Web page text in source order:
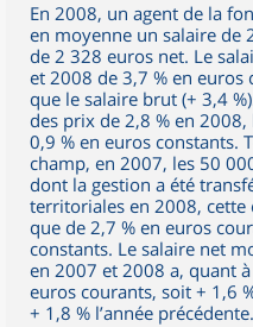
En 2008, un agent de la
en moyenne un salaire de
de 2 328 euros net. Le
et 2008 de 3,7 % en
que le salaire brut (+ 3,4
des prix de 2,8 % en
0,9 % en euros constants.
champ, en 2007, les 50
dont la gestion a été
territoriales en 2008, cette
que de 2,7 % en euros
constants. Le salaire net
en 2007 et 2008 a, quant
euros courants, soit + 1,6
+ 1,8 % l’année précédente.